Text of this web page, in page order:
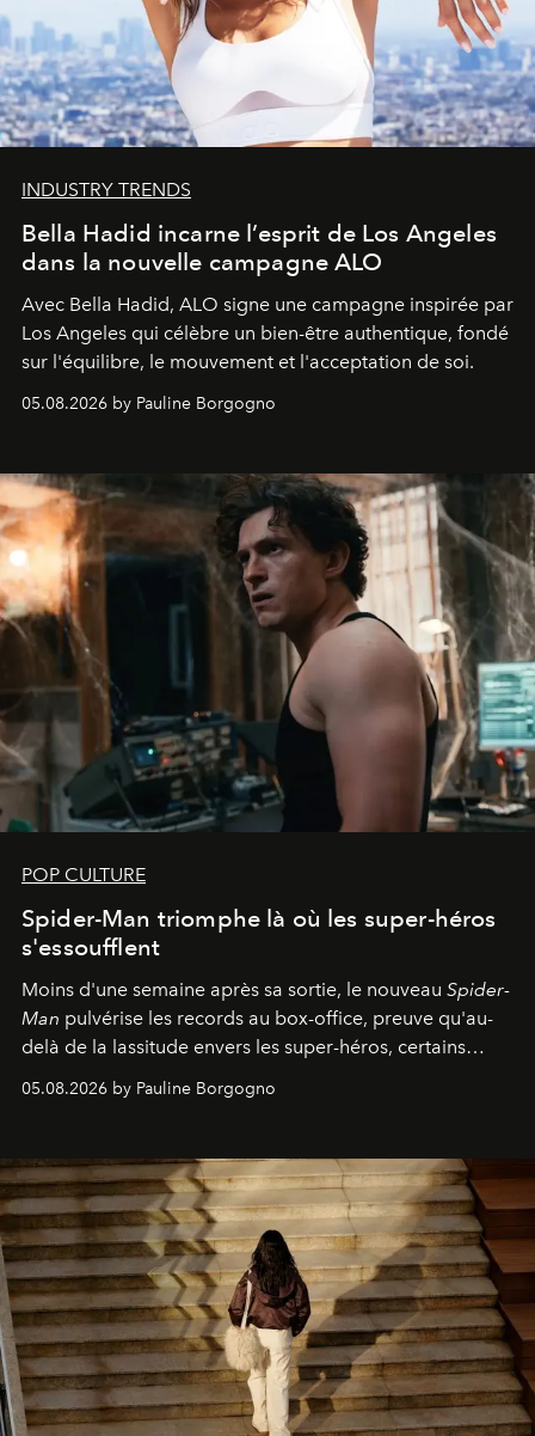
INDUSTRY TRENDS
Bella Hadid incarne l’esprit de Los Angeles
dans la nouvelle campagne ALO
Avec Bella Hadid, ALO signe une campagne inspirée par
Los Angeles qui célèbre un bien-être authentique, fondé
sur l'équilibre, le mouvement et l'acceptation de soi.
05.08.2026 by Pauline Borgogno
POP CULTURE
Spider-Man triomphe là où les super-héros
s'essoufflent
Moins d'une semaine après sa sortie, le nouveau Spider-
Man pulvérise les records au box-office, preuve qu'au-
delà de la lassitude envers les super-héros, certains
personnages continuent de susciter une ferveur intacte.
05.08.2026 by Pauline Borgogno